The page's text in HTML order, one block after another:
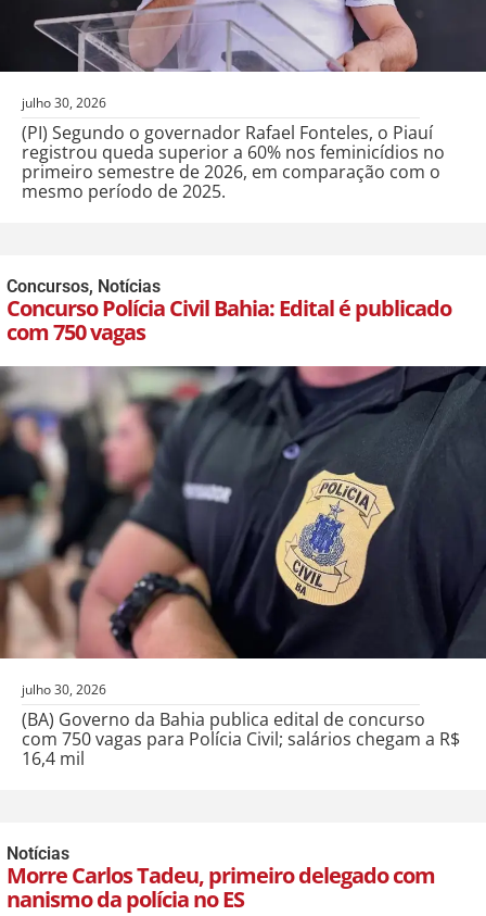
julho 30, 2026
(PI) Segundo o governador Rafael Fonteles, o Piauí
registrou queda superior a 60% nos feminicídios no
primeiro semestre de 2026, em comparação com o
mesmo período de 2025.
Concursos, Notícias
Concurso Polícia Civil Bahia: Edital é publicado
com 750 vagas
julho 30, 2026
(BA) Governo da Bahia publica edital de concurso
com 750 vagas para Polícia Civil; salários chegam a R$
16,4 mil
Notícias
Morre Carlos Tadeu, primeiro delegado com
nanismo da polícia no ES